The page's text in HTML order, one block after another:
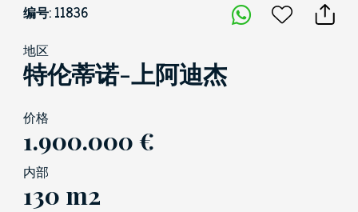
编号: 11836
地区
特伦蒂诺-上阿迪杰
价格
1.900.000 €
内部
130 m2